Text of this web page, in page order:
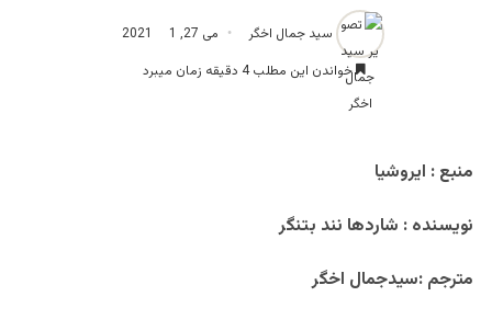
سید جمال اخگر می 27, 2021
1
خواندن این مطلب 4 دقیقه زمان میبرد
منبع : ایروشیا
نویسنده : شاردها نند بتنگر
مترجم :سیدجمال اخگر